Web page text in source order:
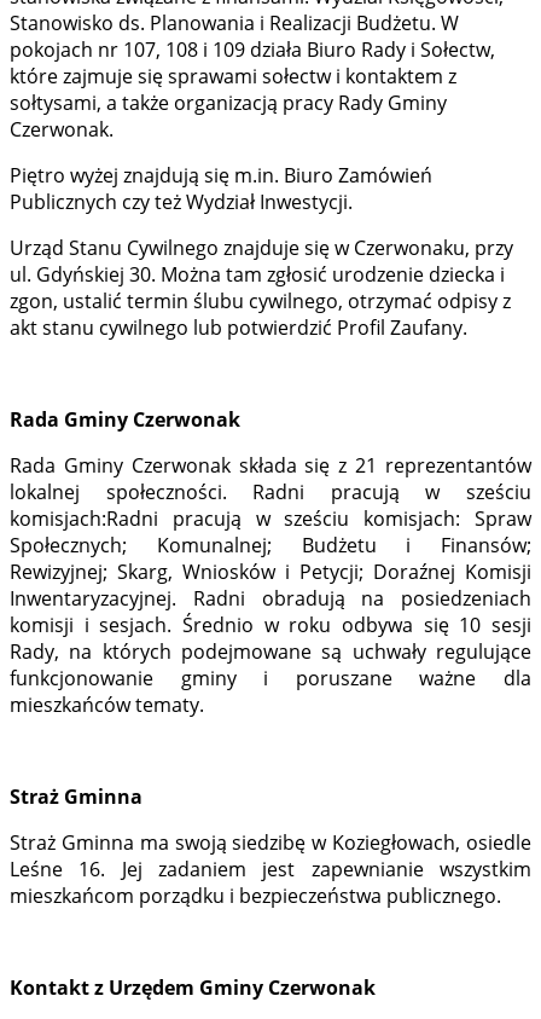
Stanowisko ds. Planowania i Realizacji Budżetu. W
pokojach nr 107, 108 i 109 działa Biuro Rady i Sołectw,
które zajmuje się sprawami sołectw i kontaktem z
sołtysami, a także organizacją pracy Rady Gminy
Czerwonak.
Piętro wyżej znajdują się m.in. Biuro Zamówień
Publicznych czy też Wydział Inwestycji.
Urząd Stanu Cywilnego znajduje się w Czerwonaku, przy
ul. Gdyńskiej 30. Można tam zgłosić urodzenie dziecka i
zgon, ustalić termin ślubu cywilnego, otrzymać odpisy z
akt stanu cywilnego lub potwierdzić Profil Zaufany.
Rada Gminy Czerwonak
Rada Gminy Czerwonak składa się z 21 reprezentantów
lokalnej społeczności. Radni pracują w sześciu
komisjach:Radni pracują w sześciu komisjach: Spraw
Społecznych; Komunalnej; Budżetu i Finansów;
Rewizyjnej; Skarg, Wniosków i Petycji; Doraźnej Komisji
Inwentaryzacyjnej. Radni obradują na posiedzeniach
komisji i sesjach. Średnio w roku odbywa się 10 sesji
Rady, na których podejmowane są uchwały regulujące
funkcjonowanie gminy i poruszane ważne dla
mieszkańców tematy.
Straż Gminna
Straż Gminna ma swoją siedzibę w Koziegłowach, osiedle
Leśne 16. Jej zadaniem jest zapewnianie wszystkim
mieszkańcom porządku i bezpieczeństwa publicznego.
Kontakt z Urzędem Gminy Czerwonak